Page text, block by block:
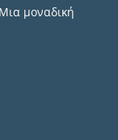
μοναδική